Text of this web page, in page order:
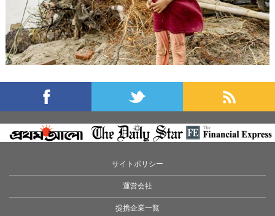
サイトポリシー
運営会社
提携企業一覧